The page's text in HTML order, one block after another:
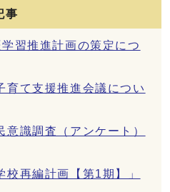
事
習推進計画の策定につ
育て支援推進会議につい
識調査（アンケート）
校再編計画【第1期】」